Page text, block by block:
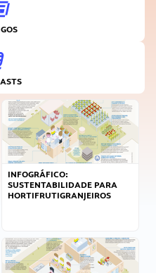
INFOGRÁFICO:
SUSTENTABILIDADE PARA
HORTIFRUTIGRANJEIROS